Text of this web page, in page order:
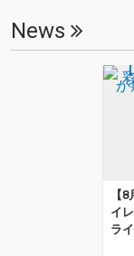
News
【
イ
ラ